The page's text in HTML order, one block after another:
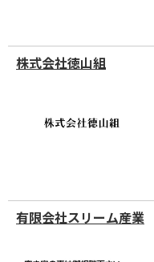
株式会社徳山組
有限会社スリーム産業